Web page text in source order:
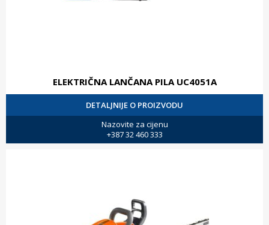
ELEKTRIČNA LANČANA PILA UC4051A
DETALJNIJE O PROIZVODU
Nazovite za cijenu
+387 32 460 333